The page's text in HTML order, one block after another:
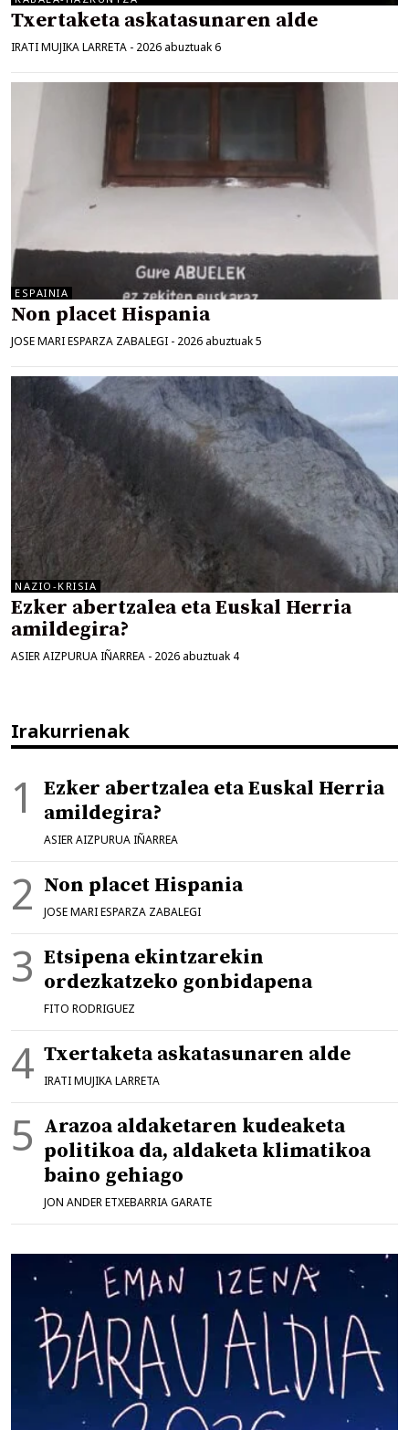
Txertaketa askatasunaren alde
IRATI MUJIKA LARRETA - 2026 abuztuak 6
ESPAINIA
Non placet Hispania
JOSE MARI ESPARZA ZABALEGI - 2026 abuztuak 5
NAZIO-KRISIA
Ezker abertzalea eta Euskal Herria
amildegira?
ASIER AIZPURUA IÑARREA - 2026 abuztuak 4
Irakurrienak
Ezker abertzalea eta Euskal Herria
amildegira?
ASIER AIZPURUA IÑARREA
Non placet Hispania
JOSE MARI ESPARZA ZABALEGI
Etsipena ekintzarekin
ordezkatzeko gonbidapena
FITO RODRIGUEZ
Txertaketa askatasunaren alde
IRATI MUJIKA LARRETA
Arazoa aldaketaren kudeaketa
politikoa da, aldaketa klimatikoa
baino gehiago
JON ANDER ETXEBARRIA GARATE